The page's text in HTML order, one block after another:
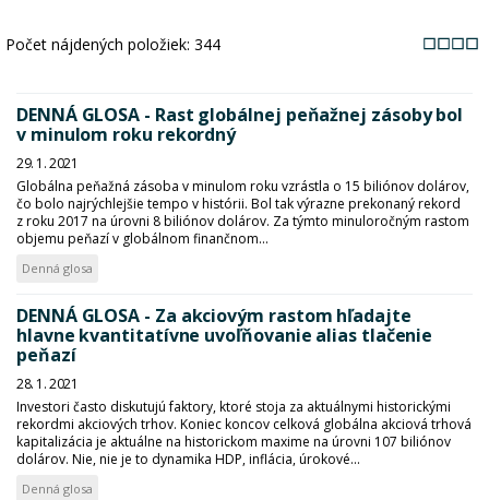
Počet nájdených položiek: 344
DENNÁ GLOSA - Rast globálnej peňažnej zásoby bol
v minulom roku rekordný
29. 1. 2021
Globálna peňažná zásoba v minulom roku vzrástla o 15 biliónov dolárov,
čo bolo najrýchlejšie tempo v histórii. Bol tak výrazne prekonaný rekord
z roku 2017 na úrovni 8 biliónov dolárov. Za týmto minuloročným rastom
objemu peňazí v globálnom finančnom...
Denná glosa
DENNÁ GLOSA - Za akciovým rastom hľadajte
hlavne kvantitatívne uvoľňovanie alias tlačenie
peňazí
28. 1. 2021
Investori často diskutujú faktory, ktoré stoja za aktuálnymi historickými
rekordmi akciových trhov. Koniec koncov celková globálna akciová trhová
kapitalizácia je aktuálne na historickom maxime na úrovni 107 biliónov
dolárov. Nie, nie je to dynamika HDP, inflácia, úrokové...
Denná glosa